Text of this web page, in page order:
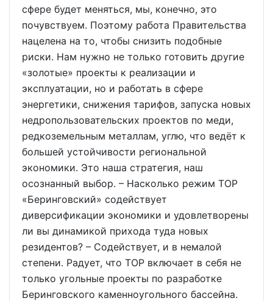
сфере будет меняться, мы, конечно, это
почувствуем. Поэтому работа Правительства
нацелена на то, чтобы снизить подобные
риски. Нам нужно не только готовить другие
«золотые» проекты к реализации и
эксплуатации, но и работать в сфере
энергетики, снижения тарифов, запуска новых
недропользовательских проектов по меди,
редкоземельным металлам, углю, что ведёт к
большей устойчивости региональной
экономики. Это наша стратегия, наш
осознанный выбор. – Насколько режим ТОР
«Беринговский» содействует
диверсификации экономики и удовлетворены
ли вы динамикой прихода туда новых
резидентов? – Содействует, и в немалой
степени. Радует, что ТОР включает в себя не
только угольные проекты по разработке
Беринговского каменноугольного бассейна.